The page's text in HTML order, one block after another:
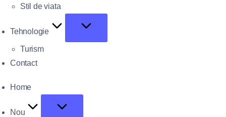
Stil de viata
Tehnologie
Turism
Contact
Home
Nou